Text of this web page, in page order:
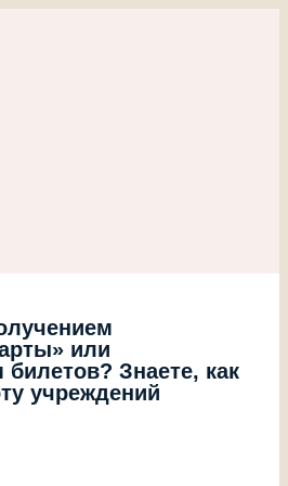
или
Знаете, как
учреждений